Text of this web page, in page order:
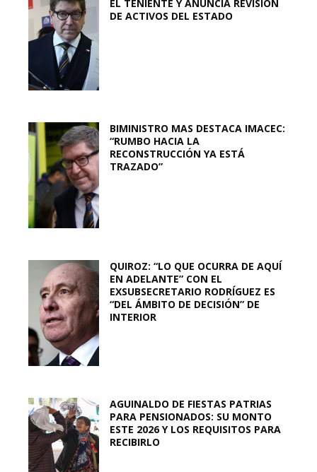
EL TENIENTE Y ANUNCIA REVISIÓN
DE ACTIVOS DEL ESTADO
BIMINISTRO MAS DESTACA IMACEC:
“RUMBO HACIA LA
RECONSTRUCCIÓN YA ESTÁ
TRAZADO”
QUIROZ: “LO QUE OCURRA DE AQUÍ
EN ADELANTE” CON EL
EXSUBSECRETARIO RODRÍGUEZ ES
“DEL ÁMBITO DE DECISIÓN” DE
INTERIOR
AGUINALDO DE FIESTAS PATRIAS
PARA PENSIONADOS: SU MONTO
ESTE 2026 Y LOS REQUISITOS PARA
RECIBIRLO